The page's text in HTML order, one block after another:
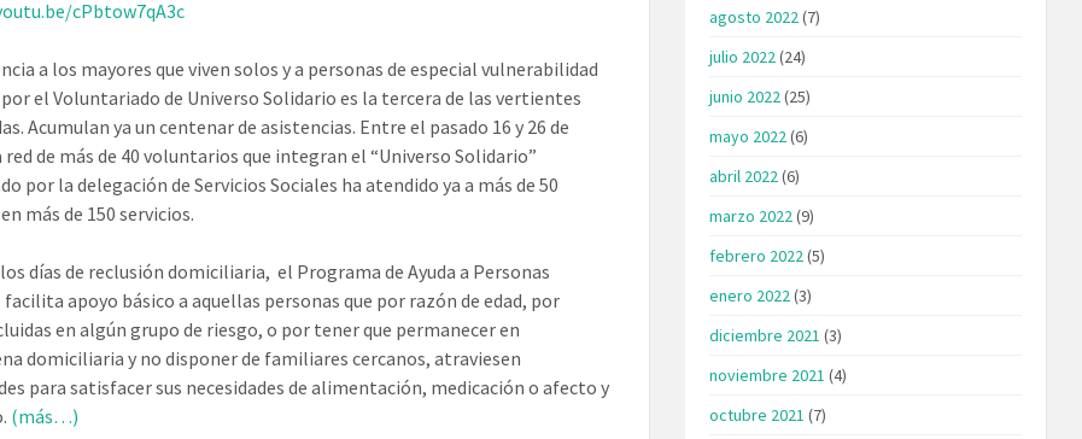
cPbtow7qA3c
a los mayores que viven solos y a personas de especial vulnerabilidad
el Voluntariado de Universo Solidario es la tercera de las vertientes
Acumulan ya un centenar de asistencias. Entre el pasado 16 y 26 de
de más de 40 voluntarios que integran el “Universo Solidario”
por la delegación de Servicios Sociales ha atendido ya a más de 50
más de 150 servicios.
días de reclusión domiciliaria, el Programa de Ayuda a Personas
apoyo básico a aquellas personas que por razón de edad, por
en algún grupo de riesgo, o por tener que permanecer en
domiciliaria y no disponer de familiares cercanos, atraviesen
para satisfacer sus necesidades de alimentación, medicación o afecto y
(más…)
agosto 2022 (7)
julio 2022 (24)
junio 2022 (25)
mayo 2022 (6)
abril 2022 (6)
marzo 2022 (9)
febrero 2022 (5)
enero 2022 (3)
diciembre 2021 (3)
noviembre 2021 (4)
octubre 2021 (7)